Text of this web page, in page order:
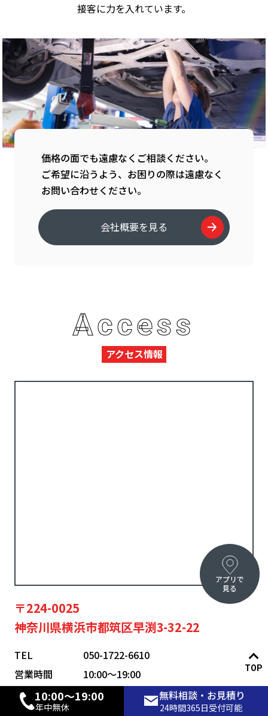
接客に力を入れています。
価格の面でも遠慮なくご相談ください。
ご希望に沿うよう、お困りの際は遠慮なく
お問い合わせください。
会社概要を見る
Access
アクセス情報
〒224-0025
神奈川県横浜市都筑区早渕3-32-22
TEL
050-1722-6610
営業時間
10:00〜19:00
年中無休
アプリで
見る
10:00〜19:00
年中無休
無料相談・お見積り
24時間365日受付可能
TOP